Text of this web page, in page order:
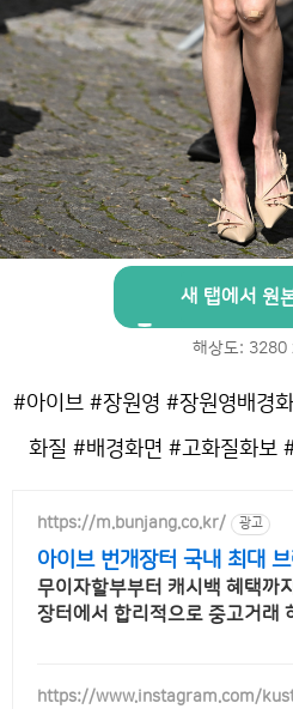
새 탭에서 원
해상도: 3280
#아이브 #장원영 #장원영배경
화질 #배경화면 #고화질화보
https://m.bunjang.co.kr/ 광고
아이브 번개장터 국내 최대
고거래
무이자할부부터 캐시백 혜택까
장터에서 합리적으로 중고거래
드
https://www.instagram.com/